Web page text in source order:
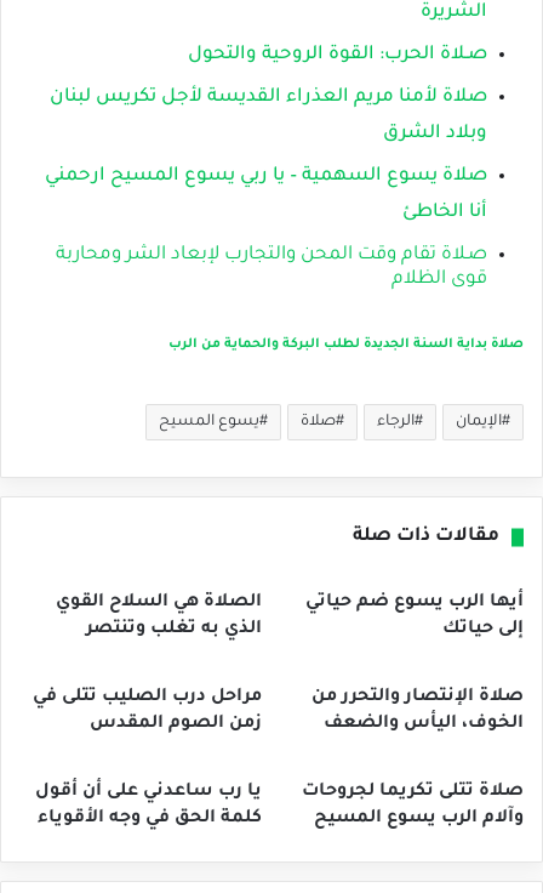
الشريرة
صـلاة الحرب: القوة الروحية والتحول
صلاة لأمنا مريم العذراء القديسة لأجل تكريس لبنان
وبلاد الشرق
صلاة يسوع السهمية – يا ربي يسوع المسيح ارحمني
أنا الخاطئ
صـلاة تقام وقت المحن والتجارب لإبعاد الشر ومحاربة
قوى الظلام
صلاة بداية السنة الجديدة لطلب البركة والحماية من الرب
الإيمان الرجاء صلاة يسوع المسيح
مقالات ذات صلة
أيها الرب يسوع ضم حياتي
إلى حياتك
الصلاة هي السلاح القوي
الذي به تغلب وتنتصر
صلاة الإنتصار والتحرر من
الخوف، اليأس والضعف
مراحل درب الصليب تتلى في
زمن الصوم المقدس
صلاة تتلى تكريما لجروحات
وآلام الرب يسوع المسيح
يا رب ساعدني على أن أقول
كلمة الحق في وجه الأقوياء